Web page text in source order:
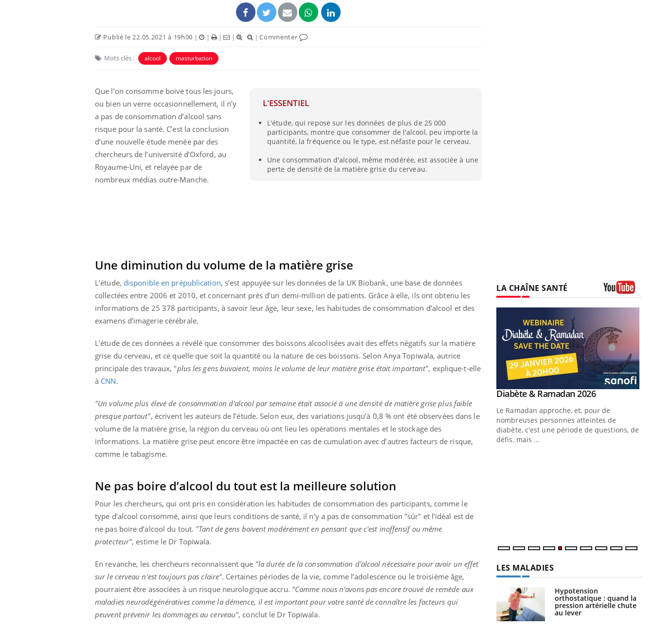
Publié le 22.05.2021 à 19h00 | | | | |Commenter
Mots clés : alcool masturbation
L'ESSENTIEL
L'étude, qui repose sur les données de plus de 25 000
participants, montre que consommer de l'alcool, peu importe la
quantité, la fréquence ou le type, est néfaste pour le cerveau.
Une consommation d'alcool, même modérée, est associée à une
perte de densité de la matière grise du cerveau.
Que l’on consomme boive tous les jours,
ou bien un verre occasionnellement, il n’y
a pas de consommation d’alcool sans
risque pour la santé. C’est la conclusion
d’une nouvelle étude menée par des
chercheurs de l’université d’Oxford, au
Royaume-Uni, et relayée par de
nombreux médias outre-Manche.
Une diminution du volume de la matière grise
L’étude, disponible en prépublication, s’est appuyée sur les données de la UK Biobank, une base de données
collectées entre 2006 et 2010, et concernant près d’un demi-million de patients. Grâce à elle, ils ont obtenu les
informations de 25 378 participants, à savoir leur âge, leur sexe, les habitudes de consommation d’alcool et des
examens d’imagerie cérébrale.
L’étude de ces données a révélé que consommer des boissons alcoolisées avait des effets négatifs sur la matière
grise du cerveau, et ce quelle que soit la quantité ou la nature de ces boissons. Selon Anya Topiwala, autrice
principale des travaux, "plus les gens buvaient, moins le volume de leur matière grise était important", explique-t-elle
à CNN.
"Un volume plus élevé de consommation d'alcool par semaine était associé à une densité de matière grise plus faible
presque partout", écrivent les auteurs de l’étude. Selon eux, des variations jusqu’à 0,8 % ont été observées dans le
volume de la matière grise, la région du cerveau où ont lieu les opérations mentales et le stockage des
informations. La matière grise peut encore être impactée en cas de cumulation avec d’autres facteurs de risque,
comme le tabagisme.
Ne pas boire d’alcool du tout est la meilleure solution
Pour les chercheurs, qui ont pris en considération les habitudes de consommation des participants, comme le
type d’alcool consommé, ainsi que leurs conditions de santé, il n’y a pas de consommation "sûr" et l’idéal est de
ne pas boire d’alcool du tout. "Tant de gens boivent modérément en pensant que c'est inoffensif ou même
protecteur", estime le Dr Topiwala.
En revanche, les chercheurs reconnaissent que "la durée de la consommation d'alcool nécessaire pour avoir un effet
sur le cerveau n'est toujours pas claire". Certaines périodes de la vie, comme l’adolescence ou le troisième âge,
pourraient être associées à un risque neurologique accru. "Comme nous n'avons pas encore trouvé de remède aux
maladies neurodégénératives comme la démence, il est important pour votre santé de connaître les facteurs qui
peuvent prévenir les dommages au cerveau", conclut le Dr Topiwala.
LA CHAÎNE SANTÉ
Youtube
Fatigue, irritabilité, brouillard mental ou
même alopécie… Les symptômes de la
carence en fer sont multiples ce qui la rend
osait en parler??Youtube
En 2026, l'insuline dans le diabète de type 2
reste entourée d'idées reçues chez les
patients comme parfois chez les soignants.
préparer pour l’été !Youtube
L'été arrive… et avec lui, un tout nouveau
rythme de vie ! Vacances, plage, piscine,
soleil, activités en plein air… Nos mains
Youtube
Diabète & Ramadan 2026Youtube
Le Ramadan approche, et, pour de
nombreuses personnes atteintes de
diabète, c'est une période de questions, de
défis, mais ...
LES MALADIES
Hypotension
orthostatique : quand la
pression artérielle chute
au lever